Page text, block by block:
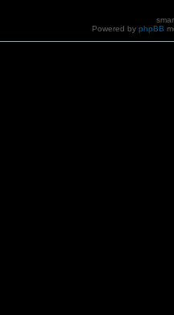
Powered by phpBB